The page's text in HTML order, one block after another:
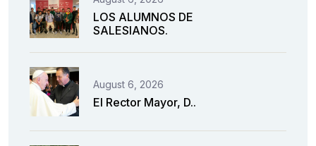
LOS ALUMNOS DE
SALESIANOS.
August 6, 2026
El Rector Mayor, D..